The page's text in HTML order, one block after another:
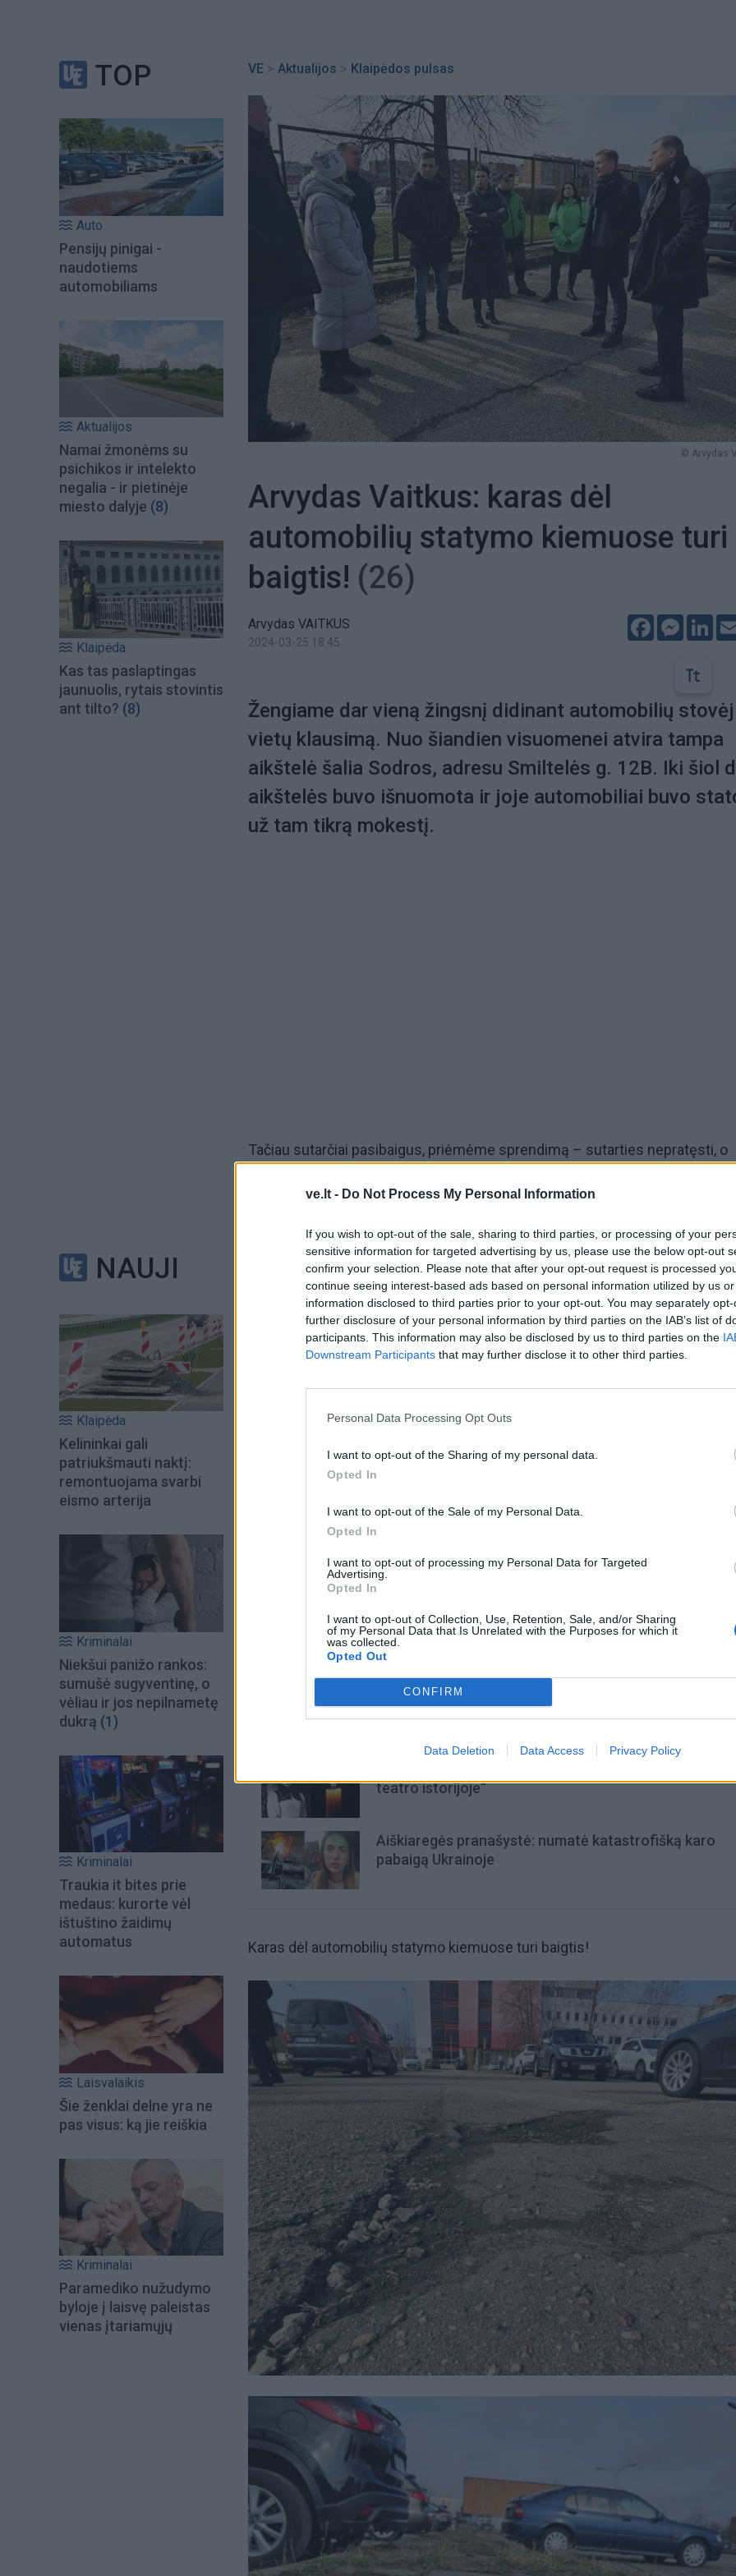
ve.lt - Do Not Process My Personal Information
If you wish to opt-out of the sale, sharing to third parties, or processing of your
sensitive information for targeted advertising by us, please use the below opt-out
confirm your selection. Please note that after your opt-out request is processed
continue seeing interest-based ads based on personal information utilized by us
information disclosed to third parties prior to your opt-out. You may separately
further disclosure of your personal information by third parties on the IAB’s list of
participants. This information may also be disclosed by us to third parties on the
Downstream Participants that may further disclose it to other third parties.
Personal Data Processing Opt Outs
I want to opt-out of the Sharing of my personal data.
Opted In
I want to opt-out of the Sale of my Personal Data.
Opted In
I want to opt-out of processing my Personal Data for Targeted
Advertising.
Opted In
I want to opt-out of Collection, Use, Retention, Sale, and/or Sharing
of my Personal Data that Is Unrelated with the Purposes for which it
was collected.
Opted Out
CONFIRM
Data Deletion Data Access Privacy Policy
TOP
Auto
Pensijų pinigai -
naudotiems
automobiliams
Aktualijos
Namai žmonėms su
psichikos ir intelekto
negalia - ir pietinėje
miesto dalyje (8)
Klaipėda
Kas tas paslaptingas
jaunuolis, rytais stovintis
ant tilto? (8)
NAUJI
Klaipėda
Kelininkai gali
patriukšmauti naktį:
remontuojama svarbi
eismo arterija
Kriminalai
Niekšui panižo rankos:
sumušė sugyventinę, o
vėliau ir jos nepilnametę
dukrą (1)
Kriminalai
Traukia it bites prie
medaus: kurorte vėl
ištuštino žaidimų
automatus
Laisvalaikis
Šie ženklai delne yra ne
pas visus: ką jie reiškia
Kriminalai
Paramediko nužudymo
byloje į laisvę paleistas
vienas įtariamųjų
VE > Aktualijos > Klaipėdos pulsas
© Arvydas
Arvydas Vaitkus: karas dėl
automobilių statymo kiemuose turi
baigtis! (26)
Arvydas VAITKUS
2024-03-25 18:45
Facebook
Žengiame dar vieną žingsnį didinant automobilių
vietų klausimą. Nuo šiandien visuomenei atvira tampa
aikštelė šalia Sodros, adresu Smiltelės g. 12B. Iki šiol
aikštelės buvo išnuomota ir joje automobiliai buvo
už tam tikrą mokestį.
Tačiau sutarčiai pasibaigus, priėmėme sprendimą – sutarties nepratęsti, o
automobilių statymas būtų patogesnis visiems.
Artimiausiu metu bus nuardytos tvoros, pakeisti šviestuvai, užlyginant
aikštelėje bus išlietas naujas asfaltas ir atnaujintas linijų žymėjimas.
Taip pietinėje miesto dalyje atsiranda dar apie 200 naujų parkavimo vietų.
Trijų metų strateginiame veiklos plane esame numatę skirti beveik 9
teatro istorijoje“
Aiškiaregės pranašystė: numatė katastrofišką karo
pabaigą Ukrainoje
Karas dėl automobilių statymo kiemuose turi baigtis!